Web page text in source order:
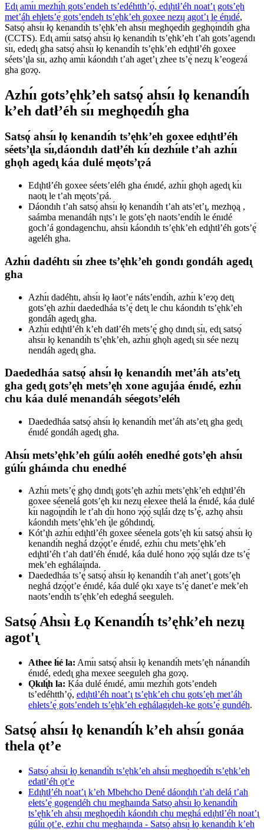
Edı̨ amı́ı mezhı́h gots’endeh ts’edéhtth’ǫ́, edı̨htł’éh noat’ı̨ gots’ęh
met’áh ehłets’ę́ gots’endeh ts’ęhk’eh goxee nezų agot’ı̨ le énıdé,
Satsǫ́ ahsı́ı łǫ kenandı́h ts’ęhk’eh ahsı́ı meghǫedı́h geghǫı́ndı́h gha
(CCTS). Edı̨ amı́ı satsǫ́ ahsı́ı łǫ kenandı́h ts’ęhk’eh t’ah gots’agendı
sı́ı, ededı̨ gha satsǫ́ ahsı́ı łǫ kenandı́h ts’ęhk’eh edı̨htł’éh goxee
séets’ı̨la sı́ı, azhǫ amı́ı káondıh t’ah aget’ı̨ zhee ts’ę́ nezų k’eogeɂá
gha goɂǫ.
Azhı́ı gots’ęhk’eh satsǫ́ ahsı́ı łǫ kenandı́h
k’eh datł’éh sı́ı meghǫedı́h gha
Satsǫ́ ahsı́ı łǫ kenandı́h ts’ęhk’eh goxee edı̨htł’éh
séets’ı̨la sı́ı,dáondıh datł’éh kı́ı dezhı́ıle t’ah azhı́ı
ghǫh agedı̨ káa dulé męots’ı̨ɂá
Edı̨htł’éh goxee séets’eléh gha énıdé, azhı́ı ghǫh agedı̨ kı́ı
naotı̨ le t’ah męots’ı̨ɂá.
Dáondıh t’ah satsǫ́ ahsı́ı łǫ kenandı́h t’ah ats’et’ı̨, mezhǫą ,
saámba menandáh nı̨ts’ı le gots’ęh naots’endı́h le énıdé
goch’á gondagenchu, ahsı́ı káondıh ts’ęhk’eh edı̨htł’éh gots’ę́
ageléh gha.
Azhı́ı dadéhtı sı́ı zhee ts’ęhk’eh gondı gondáh agedı̨
gha
Azhı́ı dadéhtı, ahsı́ı łǫ łaot’e náts’endı́h, azhı́ı k’eɂǫ detı̨
gots’ęh azhı́ı daededháa ts’ę́ detı̨ le chu káondıh ts’ęhk’eh
gondáh agedı̨ gha.
Azhı́ı edı̨htł’éh k’eh datł’éh mets’ę́ ghǫ dındı̨ sı́ı, edı̨ satsǫ́
ahsı́ı łǫ kenandı́h ts’ęhk’eh, azhı́ı ghǫh agedı̨ sı́ı sée nezų
nendáh agedı̨ gha.
Daededháa satsǫ́ ahsı́ı łǫ kenandı́h met’áh ats’etı̨
gha gedı̨ gots’ęh mets’ęh xone agujáa énıdé, ezhı́ı
chu káa dulé menandáh séegots’eléh
Daededháa satsǫ́ ahsı́ı łǫ kenandı́h met’áh ats’etı̨ gha gedı̨
énıdé gondáh agedı̨ gha.
Ahsı́ı mets’ęhk’eh gúlı́ı aołéh enedhé gots’ęh ahsı́ı
gúlı́ı gháında chu enedhé
Azhı́ı mets’ę́ ghǫ dındı̨ gots’ęh azhı́ı mets’ęhk’eh edı̨htł’éh
goxee séenelá gots’ęh kı́ı nezų ełexee thelá la énıdé, káa dulé
kı́ı nagoı̨́ndı́h le t’ah dı́ı hono ɂǫ́ǫ́ sųláı dzę ts’ę́, azhǫ ahsı́ı
káondıh mets’ęhk’eh ı̨́le góhdındı̨́.
Kót’ı̨h azhı́ı edı̨htł’éh goxee séenela gots’ęh kı́ı satsǫ́ ahsı́ı łǫ
kenandı́h neghá dzǫ́ǫt’e énıdé, ezhı́ı chu mets’ęhk’eh
edı̨htł’éh t’ah datł’éh énıdé, káa dulé hono ɂǫ́ǫ́ sųláı dze ts’ę́
mek’eh eghálaı̨́nda.
Daededháa ts’ę́ satsǫ́ ahsı́ı łǫ kenandı́h t’ah anet’ı̨ gots’ęh
neghá dzǫ́ǫt’e énıdé, káa dulé ǫkı xaye ts’ę́ danet’e mek’eh
naots’endı́h ts’ęhk’eh edeghá seeguleh.
Satsǫ́ Ahsı̀ı Łǫ Kenandı́h ts’ęhk’eh nezų
agot'ı̨
Athee łı́é la: Amı́ı satsǫ́ ahsı́ı łǫ kenandı́h mets’ęh nánandı́h
énıdé, ededı̨ gha mexee seeguleh gha goɂǫ.
Ǫkılı̨́h la: Káa dulé énıdé, amı́ı mezhı́h gots’endeh
ts’edéhtth’ǫ́, edı̨htł’éh noat’ı̨ ts’ęhk’eh chu gots’ęh met’áh
ehłets’ę́ gots’endeh ts’ęhk’eh eghálagı̨́deh-ke gots’ę́ gundéh.
Satsǫ́ ahsı́ı łǫ kenandı́h k’eh ahsı́ı gonáa
thela ǫt’e
Satsǫ́ ahsı́ı łǫ kenandı́h ts’ęhk’eh ahsı́ı meghǫedı́h ts’ęhk’eh
edatł’éh ǫt’e
Edı̨htł’éh noat’ı̨ k’eh Mbehcho Dené dáondıh t’ah delá t’ah
ełets’ę́ gogendéh chu meghaında Satsǫ ahsı́ı łǫ kenandı́h
ts’ęhk’eh ahsı́ı meghǫedı́h káondıh chu meghá edı̨htł’éh noat’ı̨
gúlı́ı ǫt’e, ezhı́ı chu meghaında - Satsǫ́ ahsı́ı łǫ kenandı́h k’eh